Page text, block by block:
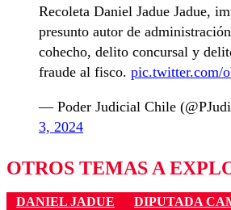
Recoleta Daniel Jadue Jadue,
presunto autor de
cohecho, delito concursal y
fraude al fisco. pic.twitter.com/
— Poder Judicial Chile
3, 2024
OTROS TEMAS A
DANIEL JADUE
DIPUTADA